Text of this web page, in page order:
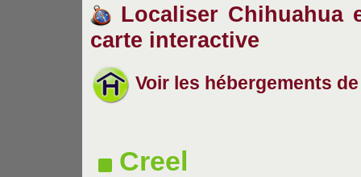
Localiser Chihuahua
carte interactive
Voir les hébergements
Creel